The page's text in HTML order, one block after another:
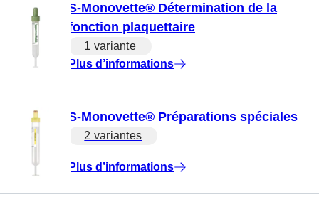
S-Monovette® Détermination de la
fonction plaquettaire
1 variante
Plus d’informations
S-Monovette® Préparations spéciales
2 variantes
Plus d’informations